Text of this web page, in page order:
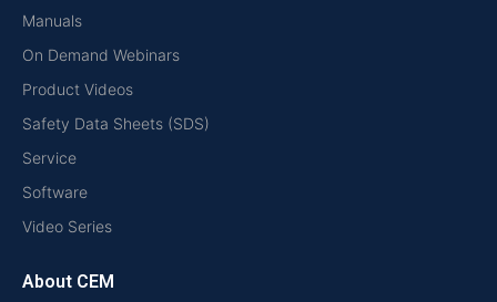
Manuals
On Demand Webinars
Product Videos
Safety Data Sheets (SDS)
Service
Software
Video Series
About CEM